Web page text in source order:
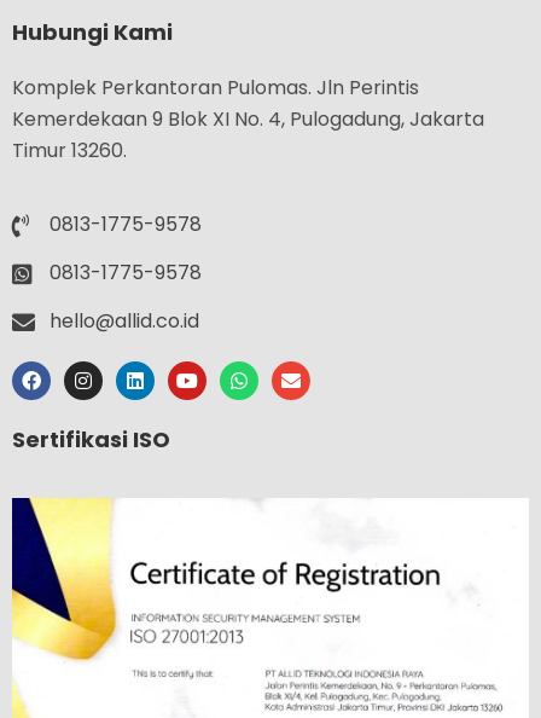
Hubungi Kami
Komplek Perkantoran Pulomas. Jln Perintis
Kemerdekaan 9 Blok XI No. 4, Pulogadung, Jakarta
Timur 13260.
0813-1775-9578
0813-1775-9578
hello@allid.co.id
Sertifikasi ISO